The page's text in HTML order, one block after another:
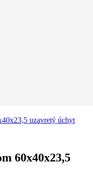
60x40x23,5